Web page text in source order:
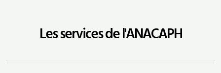
Les services de l'ANACAPH